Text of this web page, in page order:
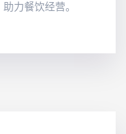
力餐饮经营。